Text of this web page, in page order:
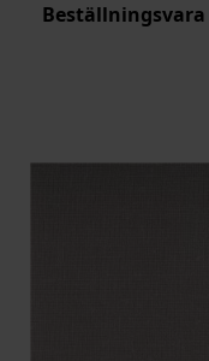
Beställningsvara